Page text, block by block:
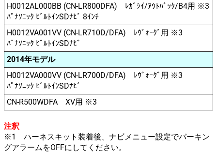
H0012AL000BB (CN-LR800DFA) ﾚｶﾞｼｲ/ｱｳﾄﾊﾞｯｸ/B4用 ※3
ﾊﾟﾅｿﾆｯｸ ﾋﾞﾙﾄｲﾝSDﾅﾋﾞ 8ｲﾝﾁ
H0012VA001VV (CN-LR710D/DFA) ﾚｳﾞｫｰｸﾞ用 ※3
ﾊﾟﾅｿﾆｯｸ ﾋﾞﾙﾄｲﾝSDﾅﾋﾞ
2014年モデル
H0012VA000VV (CN-LR700D/DFA) ﾚｳﾞｫｰｸﾞ用 ※3
ﾊﾟﾅｿﾆｯｸ ﾋﾞﾙﾄｲﾝSDﾅﾋﾞ
CN-R500WDFA XV用 ※3
注釈
※1 ハーネスキット装着後、ナビメニュー設定でパーキン
グアラームをOFFにしてください。